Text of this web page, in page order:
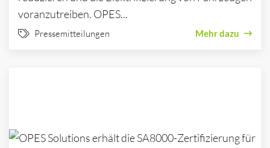
voranzutreiben. OPES...
Pressemitteilungen Mehr dazu